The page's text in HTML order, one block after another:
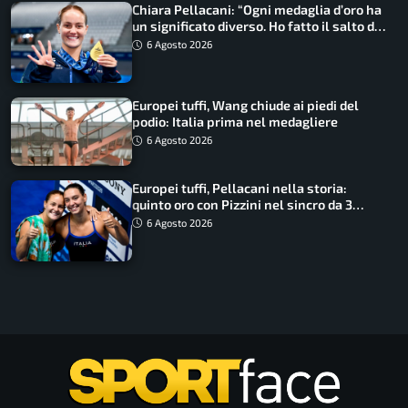
Chiara Pellacani: “Ogni medaglia d’oro ha
un significato diverso. Ho fatto il salto di
qualità”
6 Agosto 2026
Europei tuffi, Wang chiude ai piedi del
podio: Italia prima nel medagliere
6 Agosto 2026
Europei tuffi, Pellacani nella storia:
quinto oro con Pizzini nel sincro da 3
metri
6 Agosto 2026